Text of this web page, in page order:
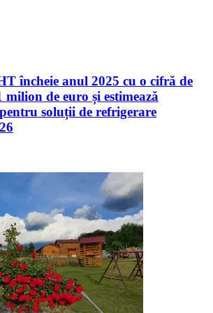
încheie anul 2025 cu o cifră de
milion de euro și estimează
soluții de refrigerare